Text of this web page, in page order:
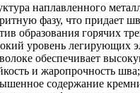
наплавленного
фазу, что придает
образования горячих
уровень легирующих
обеспечивает
и жаропрочность шва;
содержание